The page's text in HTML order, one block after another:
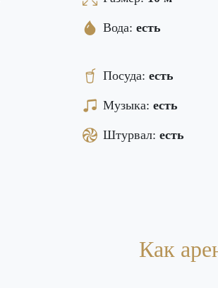
Вода: есть
Посуда: есть
Музыка: есть
Штурвал: есть
Как